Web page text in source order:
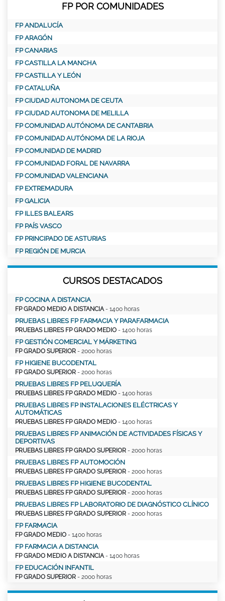
FP POR COMUNIDADES
FP ANDALUCÍA
FP ARAGÓN
FP CANARIAS
FP CASTILLA LA MANCHA
FP CASTILLA Y LEÓN
FP CATALUÑA
FP CIUDAD AUTONOMA DE CEUTA
FP CIUDAD AUTONOMA DE MELILLA
FP COMUNIDAD AUTÓNOMA DE CANTABRIA
FP COMUNIDAD AUTÓNOMA DE LA RIOJA
FP COMUNIDAD DE MADRID
FP COMUNIDAD FORAL DE NAVARRA
FP COMUNIDAD VALENCIANA
FP EXTREMADURA
FP GALICIA
FP ILLES BALEARS
FP PAÍS VASCO
FP PRINCIPADO DE ASTURIAS
FP REGIÓN DE MURCIA
CURSOS DESTACADOS
FP COCINA A DISTANCIA
FP GRADO MEDIO A DISTANCIA - 1400 horas
PRUEBAS LIBRES FP FARMACIA Y PARAFARMACIA
PRUEBAS LIBRES FP GRADO MEDIO - 1400 horas
FP GESTIÓN COMERCIAL Y MÁRKETING
FP GRADO SUPERIOR - 2000 horas
FP HIGIENE BUCODENTAL
FP GRADO SUPERIOR - 2000 horas
PRUEBAS LIBRES FP PELUQUERÍA
PRUEBAS LIBRES FP GRADO MEDIO - 1400 horas
PRUEBAS LIBRES FP INSTALACIONES ELÉCTRICAS Y
AUTOMÁTICAS
PRUEBAS LIBRES FP GRADO MEDIO - 1400 horas
PRUEBAS LIBRES FP ANIMACIÓN DE ACTIVIDADES FÍSICAS Y
DEPORTIVAS
PRUEBAS LIBRES FP GRADO SUPERIOR - 2000 horas
PRUEBAS LIBRES FP AUTOMOCIÓN
PRUEBAS LIBRES FP GRADO SUPERIOR - 2000 horas
PRUEBAS LIBRES FP HIGIENE BUCODENTAL
PRUEBAS LIBRES FP GRADO SUPERIOR - 2000 horas
PRUEBAS LIBRES FP LABORATORIO DE DIAGNÓSTICO CLÍNICO
PRUEBAS LIBRES FP GRADO SUPERIOR - 2000 horas
FP FARMACIA
FP GRADO MEDIO - 1400 horas
FP FARMACIA A DISTANCIA
FP GRADO MEDIO A DISTANCIA - 1400 horas
FP EDUCACIÓN INFANTIL
FP GRADO SUPERIOR - 2000 horas